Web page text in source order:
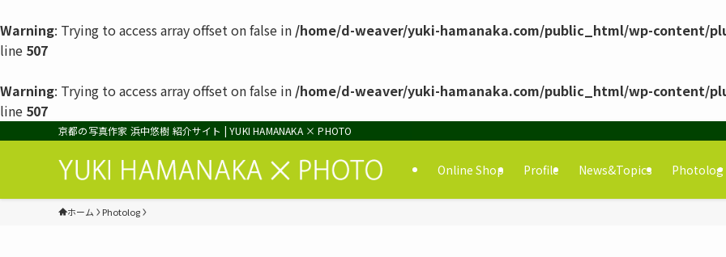
Warning: Trying to access array offset on false in /home/d-weaver/yuki-hamanaka.com/public_html/wp-content/
line 507
Warning: Trying to access array offset on false in /home/d-weaver/yuki-hamanaka.com/public_html/wp-content/
line 507
京都の写真作家 浜中悠樹 紹介サイト | YUKI HAMANAKA × PHOTO
Online Shop Profile News&Topics Photolog
ホーム Photolog